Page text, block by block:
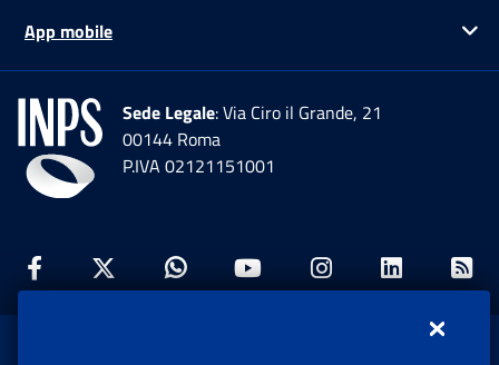
App mobile
Sede Legale: Via Ciro il Grande, 21
00144 Roma
P.IVA 02121151001
Facebook: Apre una nuova finestra
Twitter: Apre una nuova finestra
Whatsapp: Apre una nuova
Youtube: Apre una
Instagram: